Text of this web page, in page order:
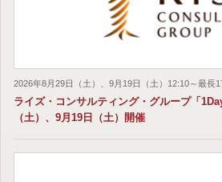
2026年8月29日（土）、9月19日（土）12:10～最長
ライズ・コンサルティング・グループ「
（土）、9月19日（土）開催